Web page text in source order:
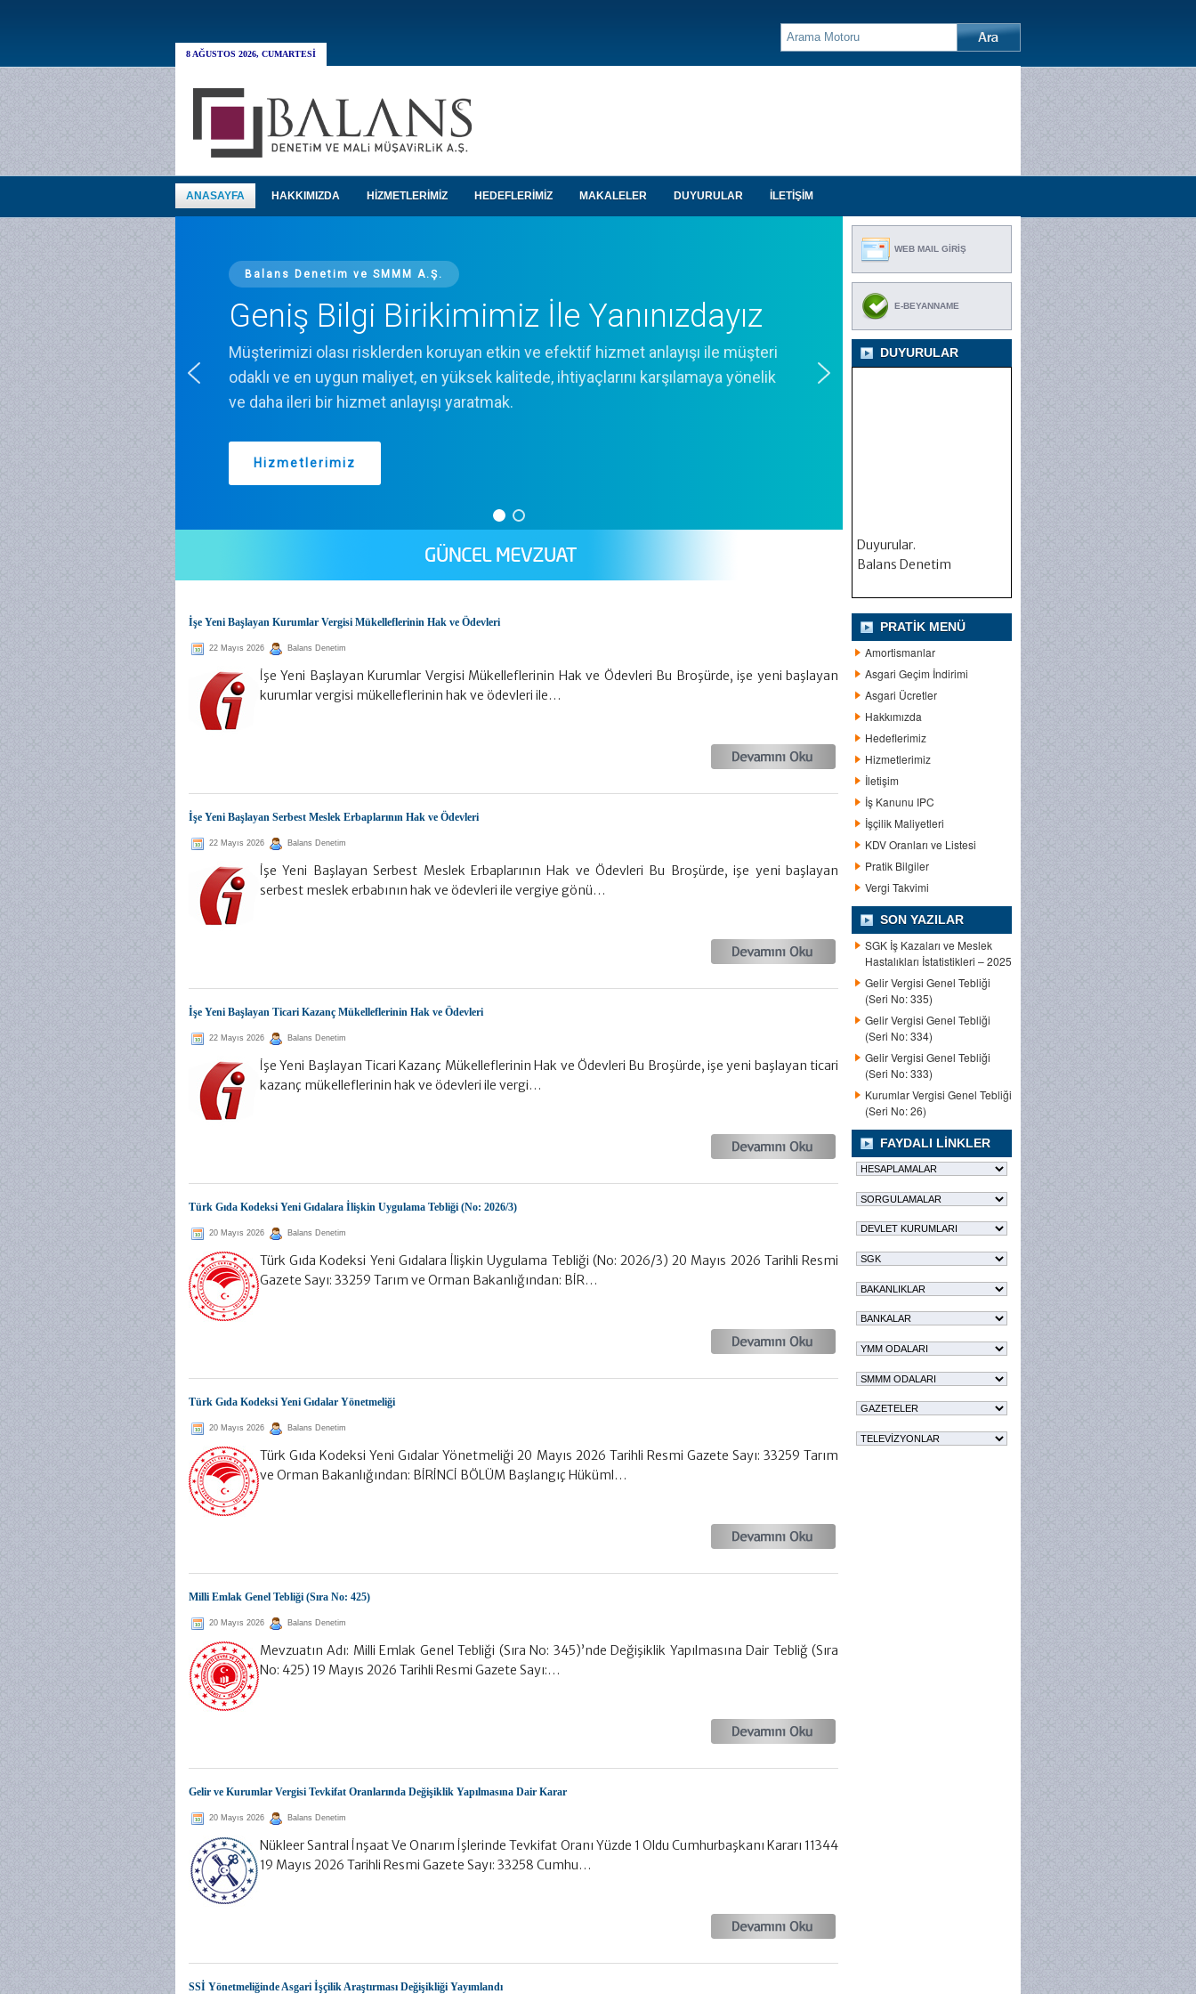
8 AĞUSTOS 2026, CUMARTESI
ANASAYFA HAKKIMIZDA HİZMETLERİMİZ HEDEFLERİMİZ MAKALELER DUYURULAR İLETİŞİM
Balans Denetim ve SMMM A.Ş.
Geniş Bilgi Birikimimiz İle Yanınızdayız
Müşterimizi olası risklerden koruyan etkin ve efektif hizmet anlayışı ile müşteri
odaklı ve en uygun maliyet, en yüksek kalitede, ihtiyaçlarını karşılamaya yönelik
ve daha ileri bir hizmet anlayışı yaratmak.
Hizmetlerimiz
İşe Yeni Başlayan Kurumlar Vergisi Mükelleflerinin Hak ve Ödevleri
22 Mayıs 2026 Balans Denetim
İşe Yeni Başlayan Kurumlar Vergisi Mükelleflerinin Hak ve Ödevleri Bu Broşürde, işe yeni başlayan
kurumlar vergisi mükelleflerinin hak ve ödevleri ile…
İşe Yeni Başlayan Serbest Meslek Erbaplarının Hak ve Ödevleri
22 Mayıs 2026 Balans Denetim
İşe Yeni Başlayan Serbest Meslek Erbaplarının Hak ve Ödevleri Bu Broşürde, işe yeni başlayan
serbest meslek erbabının hak ve ödevleri ile vergiye gönü…
İşe Yeni Başlayan Ticari Kazanç Mükelleflerinin Hak ve Ödevleri
22 Mayıs 2026 Balans Denetim
İşe Yeni Başlayan Ticari Kazanç Mükelleflerinin Hak ve Ödevleri Bu Broşürde, işe yeni başlayan ticari
kazanç mükelleflerinin hak ve ödevleri ile vergi…
Türk Gıda Kodeksi Yeni Gıdalara İlişkin Uygulama Tebliği (No: 2026/3)
20 Mayıs 2026 Balans Denetim
Türk Gıda Kodeksi Yeni Gıdalara İlişkin Uygulama Tebliği (No: 2026/3) 20 Mayıs 2026 Tarihli Resmi
Gazete Sayı: 33259 Tarım ve Orman Bakanlığından: BİR…
Türk Gıda Kodeksi Yeni Gıdalar Yönetmeliği
20 Mayıs 2026 Balans Denetim
Türk Gıda Kodeksi Yeni Gıdalar Yönetmeliği 20 Mayıs 2026 Tarihli Resmi Gazete Sayı: 33259 Tarım
ve Orman Bakanlığından: BİRİNCİ BÖLÜM Başlangıç Hüküml…
Milli Emlak Genel Tebliği (Sıra No: 425)
20 Mayıs 2026 Balans Denetim
Mevzuatın Adı: Milli Emlak Genel Tebliği (Sıra No: 345)’nde Değişiklik Yapılmasına Dair Tebliğ (Sıra
No: 425) 19 Mayıs 2026 Tarihli Resmi Gazete Sayı:…
Gelir ve Kurumlar Vergisi Tevkifat Oranlarında Değişiklik Yapılmasına Dair Karar
20 Mayıs 2026 Balans Denetim
Nükleer Santral İnşaat Ve Onarım İşlerinde Tevkifat Oranı Yüzde 1 Oldu Cumhurbaşkanı Kararı 11344
19 Mayıs 2026 Tarihli Resmi Gazete Sayı: 33258 Cumhu…
SSİ Yönetmeliğinde Asgari İşçilik Araştırması Değişikliği Yayımlandı
WEB MAIL GİRİŞ
E-BEYANNAME
DUYURULAR
Duyurular.
Balans Denetim
PRATIK MENÜ
Amortismanlar
Asgari Geçim İndirimi
Asgari Ücretler
Hakkımızda
Hedeflerimiz
Hizmetlerimiz
İletişim
İş Kanunu IPC
İşçilik Maliyetleri
KDV Oranları ve Listesi
Pratik Bilgiler
Vergi Takvimi
SON YAZILAR
SGK İş Kazaları ve Meslek
Hastalıkları İstatistikleri – 2025
Gelir Vergisi Genel Tebliği
(Seri No: 335)
Gelir Vergisi Genel Tebliği
(Seri No: 334)
Gelir Vergisi Genel Tebliği
(Seri No: 333)
Kurumlar Vergisi Genel Tebliği
(Seri No: 26)
FAYDALI LINKLER